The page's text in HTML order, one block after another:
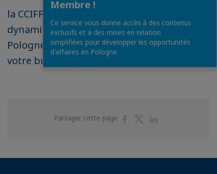
la CCIFP est l'une des plus grandes et
dynamiques chambres bilatérales en
Pologne. Rejoignez-nous et développez
votre business avec nos membres.
Partager cette page
PartagerPartager
Membre !
Ce service vous donne accès à des contenus
exclusifs et à des mises en relation
simplifiées pour développer les opportunités
d'affaires en Pologne.